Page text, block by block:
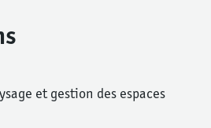
et gestion des espaces